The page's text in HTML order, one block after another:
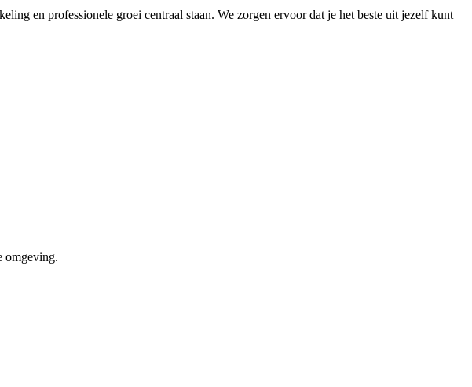
en professionele groei centraal staan. We zorgen ervoor dat je het beste uit jezelf kunt
omgeving.